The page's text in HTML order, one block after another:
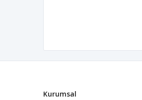
Kurumsal